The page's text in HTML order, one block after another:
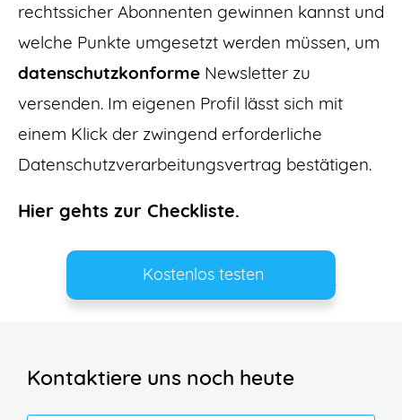
rechtssicher Abonnenten gewinnen kannst und
welche Punkte umgesetzt werden müssen, um
datenschutzkonforme Newsletter zu
versenden. Im eigenen Profil lässt sich mit
einem Klick der zwingend erforderliche
Datenschutzverarbeitungsvertrag bestätigen.
Hier gehts zur Checkliste.
Kostenlos testen
Kontaktiere uns noch heute